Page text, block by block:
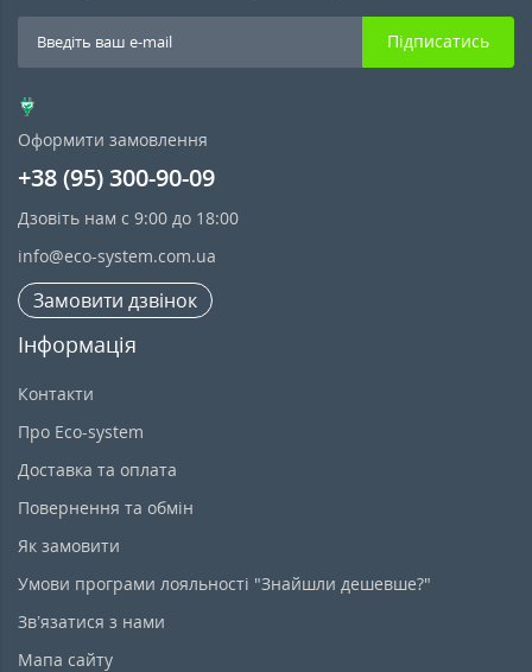
Підписатись
Оформити замовлення
+38 (95) 300-90-09
Дзовіть нам с 9:00 до 18:00
info@eco-system.com.ua
Замовити дзвінок
Інформація
Контакти
Про Eco-system
Доставка та оплата
Повернення та обмін
Як замовити
Умови програми лояльності "Знайшли дешевше?"
Зв’язатися з нами
Мапа сайту